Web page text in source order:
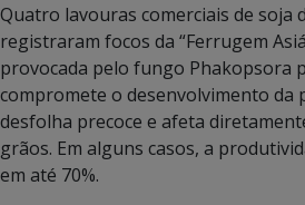
Quatro lavouras comerciais de soja
registraram focos da “Ferrugem
provocada pelo fungo Phakopsora
compromete o desenvolvimento da
desfolha precoce e afeta
grãos. Em alguns casos, a
em até 70%.